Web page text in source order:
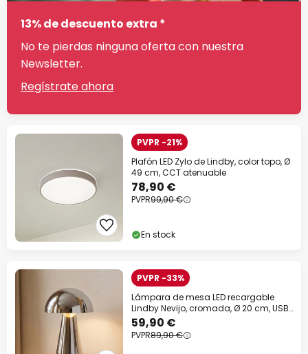
13% de descuento extra *
No te pierdas ninguna oferta con nuestra
Newsletter.
Regístrate ahora
PVPR -21%
Plafón LED Zylo de Lindby, color topo, Ø
49 cm, CCT atenuable
78,90 €
PVPR99,90 €
En stock
PVPR -33%
Lámpara de mesa LED recargable
Lindby Nevijo, cromada, Ø 20 cm, USB,
atenuador
59,90 €
PVPR89,90 €